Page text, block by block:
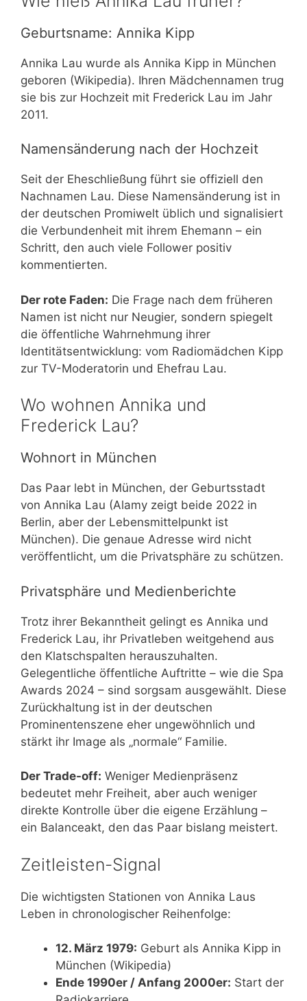
Geburtsname: Annika Kipp
Annika Lau wurde als Annika Kipp in München
geboren (Wikipedia). Ihren Mädchennamen trug
sie bis zur Hochzeit mit Frederick Lau im Jahr
2011.
Namensänderung nach der Hochzeit
Seit der Eheschließung führt sie offiziell den
Nachnamen Lau. Diese Namensänderung ist in
der deutschen Promiwelt üblich und signalisiert
die Verbundenheit mit ihrem Ehemann – ein
Schritt, den auch viele Follower positiv
kommentierten.
Der rote Faden: Die Frage nach dem früheren
Namen ist nicht nur Neugier, sondern spiegelt
die öffentliche Wahrnehmung ihrer
Identitätsentwicklung: vom Radiomädchen Kipp
zur TV-Moderatorin und Ehefrau Lau.
Wo wohnen Annika und
Frederick Lau?
Wohnort in München
Das Paar lebt in München, der Geburtsstadt
von Annika Lau (Alamy zeigt beide 2022 in
Berlin, aber der Lebensmittelpunkt ist
München). Die genaue Adresse wird nicht
veröffentlicht, um die Privatsphäre zu schützen.
Privatsphäre und Medienberichte
Trotz ihrer Bekanntheit gelingt es Annika und
Frederick Lau, ihr Privatleben weitgehend aus
den Klatschspalten herauszuhalten.
Gelegentliche öffentliche Auftritte – wie die Spa
Awards 2024 – sind sorgsam ausgewählt. Diese
Zurückhaltung ist in der deutschen
Prominentenszene eher ungewöhnlich und
stärkt ihr Image als „normale“ Familie.
Der Trade-off: Weniger Medienpräsenz
bedeutet mehr Freiheit, aber auch weniger
direkte Kontrolle über die eigene Erzählung –
ein Balanceakt, den das Paar bislang meistert.
Zeitleisten-Signal
Die wichtigsten Stationen von Annika Laus
Leben in chronologischer Reihenfolge:
12. März 1979: Geburt als Annika Kipp in
München (Wikipedia)
Ende 1990er / Anfang 2000er: Start der